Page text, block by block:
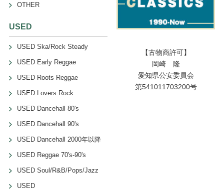
OTHER
USED
USED Ska/Rock Steady
USED Early Reggae
USED Roots Reggae
USED Lovers Rock
USED Dancehall 80's
USED Dancehall 90's
USED Dancehall 2000年以降
USED Reggae 70's-90's
USED Soul/R&B/Pops/Jazz
USED
【古物商許可】
岡崎 隆
愛知県公安委員会
第541011703200号